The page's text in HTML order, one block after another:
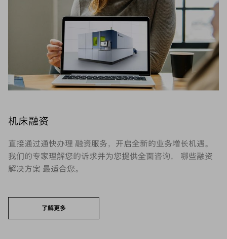
机床融资
直接通过通快办理 融资服务，开启全新的业务增长机遇。
我们的专家理解您的诉求并为您提供全面咨询， 哪些融资
解决方案 最适合您。
了解更多